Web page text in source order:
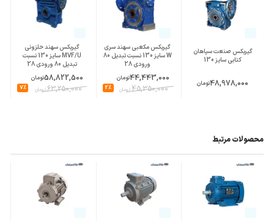
قطر شافت خروجی
هالو 45
گیربکس صنعت سپاهان
کتابی سایز 130
48,978,000تومان
گیربکس مکعبی سهند سری
W سایز 130 نسبت تبدیل 80
ورودی 28
44,443,000تومان
45,350,000تومان 2%
گیربکس سهند حلزونی
MVF/U سایز 130 نسبت
تبدیل 80 ورودی 28
58,822,500تومان
63,250,000تومان 7%
محصولات مرتبط